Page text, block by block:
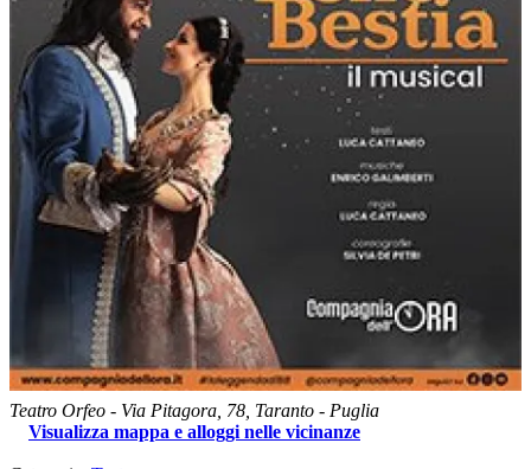
Teatro Orfeo - Via Pitagora, 78, Taranto - Puglia
Visualizza mappa e alloggi nelle vicinanze